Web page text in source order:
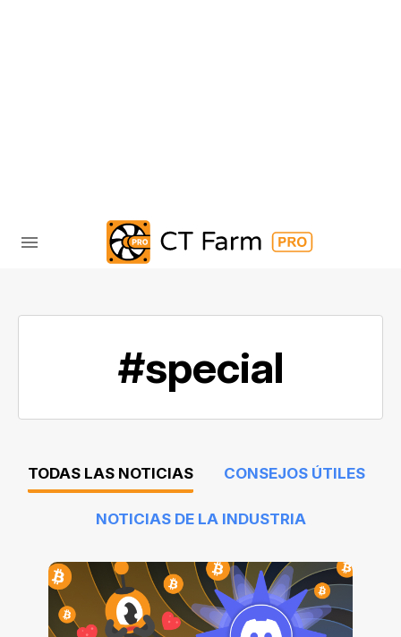
#special
TODAS LAS NOTICIAS CONSEJOS ÚTILES
NOTICIAS DE LA INDUSTRIA